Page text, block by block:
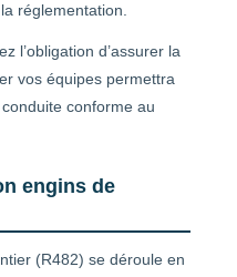
réglementation.
l’obligation d’assurer la
vos équipes permettra
conforme au
engins de
(R482) se déroule en